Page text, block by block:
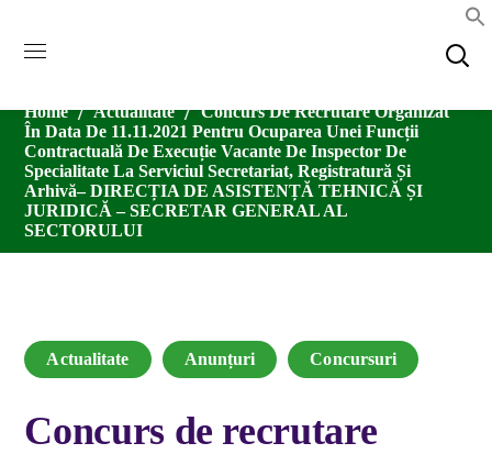
Home Actualitate
Concurs De Recrutare Organizat
În Data De 11.11.2021 Pentru Ocuparea Unei Funcții
Contractuală De Execuție Vacante De Inspector De
Specialitate La Serviciul Secretariat, Registratură Și
Arhivă– DIRECȚIA DE ASISTENȚĂ TEHNICĂ ȘI
JURIDICĂ – SECRETAR GENERAL AL
SECTORULUI
Actualitate Anunțuri Concursuri
Concurs de recrutare